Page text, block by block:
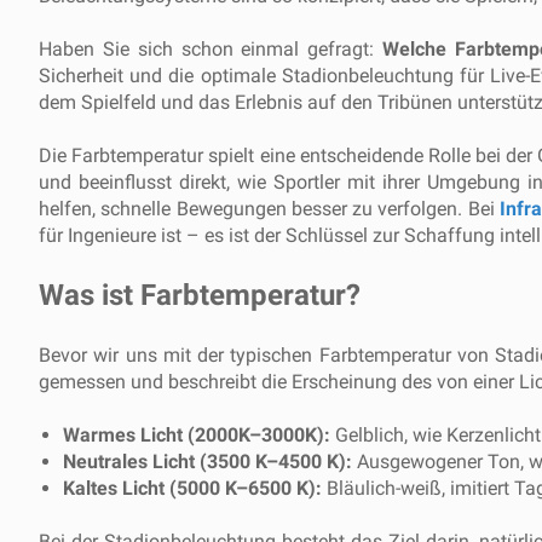
Haben Sie sich schon einmal gefragt: Welche
Sicherheit und die optimale Stadionbeleuchtung für
dem Spielfeld und das Erlebnis auf den Tribünen
Die Farbtemperatur spielt eine entscheidende Rolle bei
und beeinflusst direkt, wie Sportler mit ihrer Umgebung
helfen, schnelle Bewegungen besser zu verfolgen. Bei
für Ingenieure ist – es ist der Schlüssel zur Schaffung
Was ist Farbtemperatur?
Bevor wir uns mit der typischen Farbtemperatur von
gemessen und beschreibt die Erscheinung des von einer
Warmes Licht (2000K–3000K): Gelblich, wie
Neutrales Licht (3500 K–4500 K): Ausgewogener Ton,
Kaltes Licht (5000 K–6500 K): Bläulich-weiß, imitiert